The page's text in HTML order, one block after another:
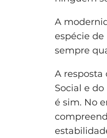
A
espécie
sempre
A resposta
Social e
é sim. No